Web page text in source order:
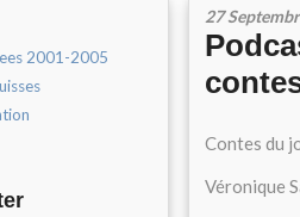
2001-2005
27
Contes du
Véronique